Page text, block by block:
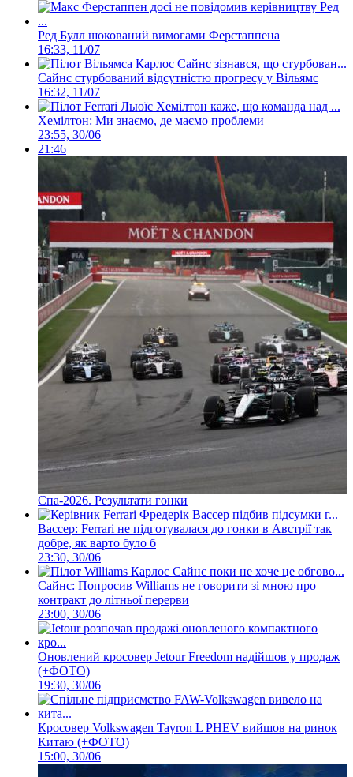
Ред Булл шокований вимогами Ферстаппена
16:33, 11/07
Сайнс стурбований відсутністю прогресу у Вільямс
16:32, 11/07
Хемілтон: Ми знаємо, де маємо проблеми
23:55, 30/06
21:46
Спа-2026. Результати гонки
Вассер: Ferrari не підготувалася до гонки в Австрії так
добре, як варто було б
23:30, 30/06
Сайнс: Попросив Williams не говорити зі мною про
контракт до літньої перерви
23:00, 30/06
Оновлений кросовер Jetour Freedom надійшов у продаж
(+ФОТО)
19:30, 30/06
Кросовер Volkswagen Tayron L PHEV вийшов на ринок
Китаю (+ФОТО)
15:00, 30/06